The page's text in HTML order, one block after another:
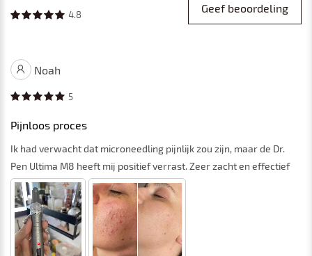
4.8 Geef beoordeling
Noah
5
Pijnloos proces
Ik had verwacht dat microneedling pijnlijk zou zijn, maar de Dr.
Pen Ultima M8 heeft mij positief verrast. Zeer zacht en effectief